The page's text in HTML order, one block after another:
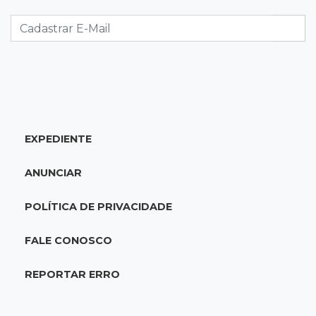
trânsito vai ter que pagar R$ 5 mil
16:07Crime em maio
no Taveirópolis
Justiça suspende expediente por dois dias e
EXPEDIENTE
ANUNCIAR
POLÍTICA DE PRIVACIDADE
FALE CONOSCO
REPORTAR ERRO